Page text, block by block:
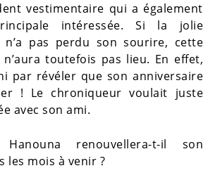
vestimentaire qui a également
intéressée. Si la jolie
n’a pas perdu son sourire, cette
toutefois pas lieu. En effet,
par révéler que son anniversaire
! Le chroniqueur voulait juste
avec son ami.
renouvellera-t-il son
les mois à venir ?